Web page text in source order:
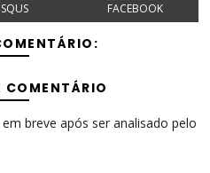
FACEBOOK
COMENTÁRIO
breve após ser analisado pelo